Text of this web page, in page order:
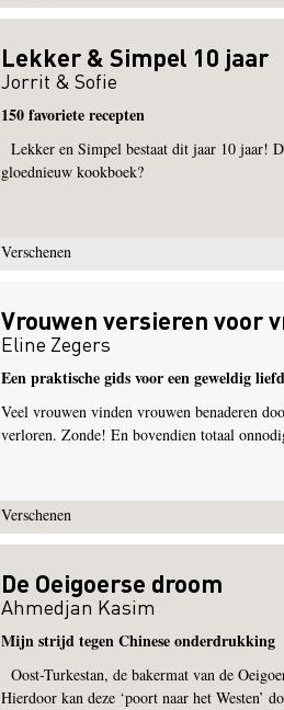
Lekker & Simpel 10 jaar
Jorrit & Sofie
150 favoriete recepten
Lekker en Simpel bestaat dit jaar 10 jaar!
gloednieuw kookboek?
Verschenen
Vrouwen versieren voor
Eline Zegers
Een praktische gids voor een geweldig
Veel vrouwen vinden vrouwen benaderen
verloren. Zonde! En bovendien totaal
Verschenen
De Oeigoerse droom
Ahmedjan Kasim
Mijn strijd tegen Chinese onderdrukking
Oost-Turkestan, de bakermat van de
Hierdoor kan deze ‘poort naar het Westen’